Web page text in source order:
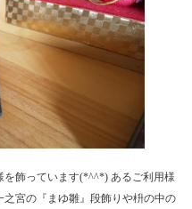
飾っています(*^^*) あるご利用様
宮の『まゆ雛』段飾りや枡の中の